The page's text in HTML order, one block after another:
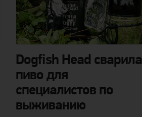
Dogfish Head сварила
пиво для
специалистов по
выживанию